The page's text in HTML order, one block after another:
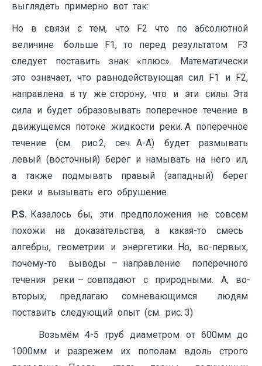
выглядеть примерно вот так:
Но в связи с тем, что F2 что по абсолютной
величине больше F1, то перед результатом F3
следует поставить знак «плюс». Математически
это означает, что равнодействующая сил F1 и F2,
направлена в ту же сторону, что и эти силы. Эта
сила и будет образовывать поперечное течение в
движущемся потоке жидкости реки. А поперечное
течение (см. рис.2, сеч. А-А) будет размывать
левый (восточный) берег и намывать на него ил,
а также подмывать правый (западный) берег
реки и вызывать его обрушение.
P.S. Казалось бы, эти предположения не совсем
похожи на доказательства, а какая-то смесь
алгебры, геометрии и энергетики. Но, во-первых,
почему-то выводы – направление поперечного
течения реки – совпадают с природными. А, во-
вторых, предлагаю сомневающимся людям
поставить следующий опыт (см. рис. 3)
Возьмём 4-5 труб диаметром от 600мм до
1000мм и разрежем их пополам вдоль строго